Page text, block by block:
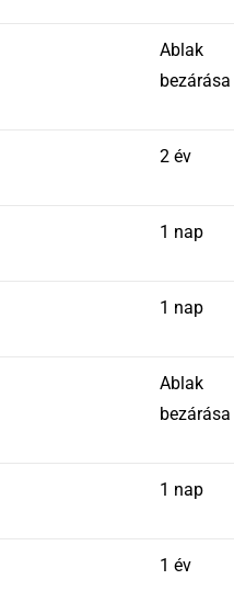
Ablak
bezárása
2 év
1 nap
1 nap
Ablak
bezárása
1 nap
1 év